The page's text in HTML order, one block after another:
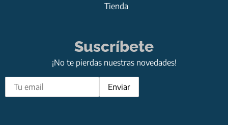
Tienda
Suscríbete
¡No te pierdas nuestras novedades!